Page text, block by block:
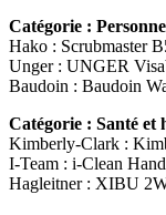
Catégorie :
Hako : Scrubmaster
Unger : UNGER
Baudoin : Baudoin
Catégorie : Santé et
Kimberly-Clark :
I-Team : i-Clean
Hagleitner : XIBU